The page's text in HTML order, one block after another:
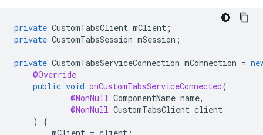
private CustomTabsClient mClient ;
private CustomTabsSession mSession ;
private CustomTabsServiceConnection mConnection =
@Override
public void onCustomTabsServiceConnected(
@NonNull ComponentName name,
@NonNull CustomTabsClient client
)
{